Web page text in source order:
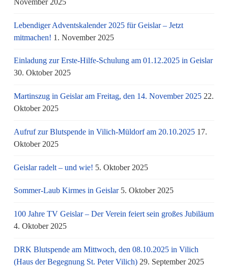
Lebendiger Adventskalender 2025 für Geislar – Jetzt
mitmachen! 1. November 2025
Einladung zur Erste-Hilfe-Schulung am 01.12.2025 in Geislar
30. Oktober 2025
Martinszug in Geislar am Freitag, den 14. November 2025 22.
Oktober 2025
Aufruf zur Blutspende in Vilich-Müldorf am 20.10.2025 17.
Oktober 2025
Geislar radelt – und wie! 5. Oktober 2025
Sommer-Laub Kirmes in Geislar 5. Oktober 2025
100 Jahre TV Geislar – Der Verein feiert sein großes Jubiläum
4. Oktober 2025
DRK Blutspende am Mittwoch, den 08.10.2025 in Vilich
(Haus der Begegnung St. Peter Vilich) 29. September 2025